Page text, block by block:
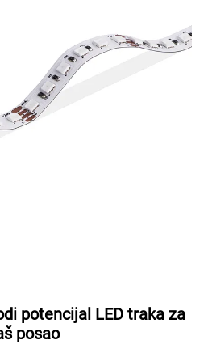
potencijal LED traka za
posao